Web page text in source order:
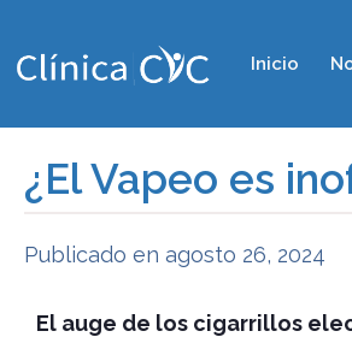
Inicio
¿El Vapeo es
Publicado en agosto 26, 2024
El auge de los cigarrillos